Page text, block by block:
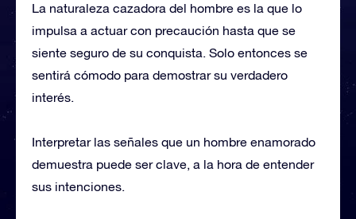
La naturaleza cazadora del hombre es la que lo
impulsa a actuar con precaución hasta que se
siente seguro de su conquista. Solo entonces se
sentirá cómodo para demostrar su verdadero
interés.
Interpretar las señales que un hombre enamorado
demuestra puede ser clave, a la hora de entender
sus intenciones.